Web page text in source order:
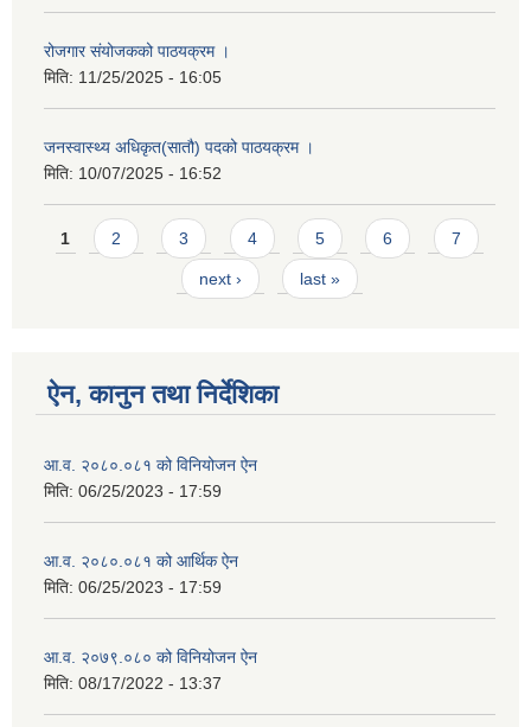
रोजगार संयोजकको पाठयक्रम ।
मिति: 11/25/2025 - 16:05
जनस्वास्थ्य अधिकृत(सातौ) पदको पाठयक्रम ।
मिति: 10/07/2025 - 16:52
Pages
1 2 3 4 5 6 7
next › last »
ऐन, कानुन तथा निर्देशिका
आ.व. २०८०.०८१ को विनियोजन ऐन
मिति: 06/25/2023 - 17:59
आ.व. २०८०.०८१ को आर्थिक ऐन
मिति: 06/25/2023 - 17:59
आ.व. २०७९.०८० को विनियोजन ऐन
मिति: 08/17/2022 - 13:37